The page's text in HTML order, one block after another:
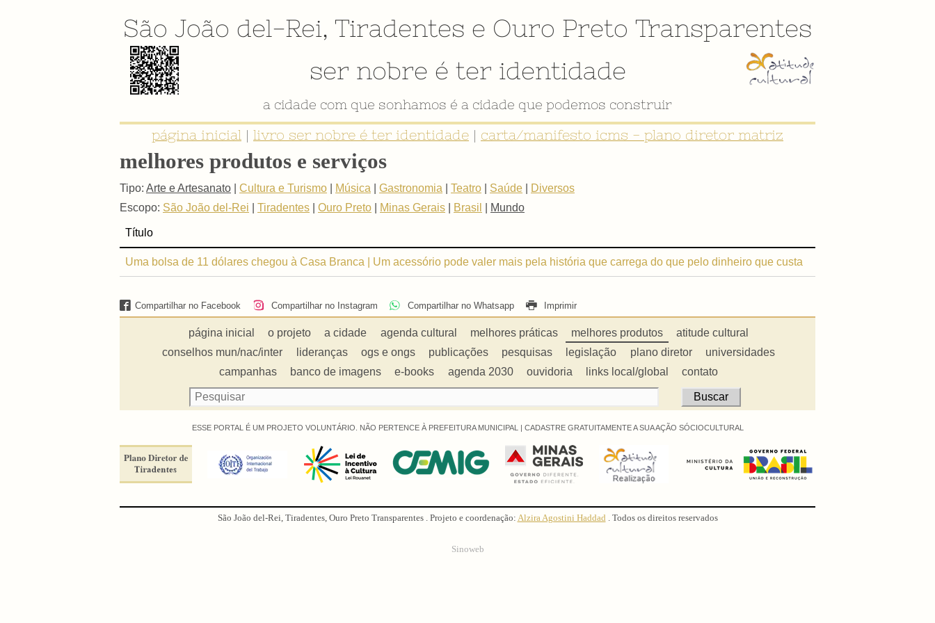
São João del-Rei, Tiradentes e Ouro Preto Transparentes
ser nobre é ter identidade
a cidade com que sonhamos é a cidade que podemos construir
página inicial | livro ser nobre é ter identidade | carta/manifesto icms - plano diretor matriz
melhores produtos e serviços
Tipo: Arte e Artesanato Cultura e Turismo Música Gastronomia Teatro Saúde
Diversos
Escopo: São João del-Rei Tiradentes Ouro Preto Minas Gerais Brasil Mundo
Título
Uma bolsa de 11 dólares chegou à Casa Branca | Um acessório pode valer mais pela história que carrega do que pelo dinheiro que custa
Compartilhar no Facebook Compartilhar no Instagram Compartilhar no Whatsapp Imprimir
página inicial o projeto a cidade agenda cultural melhores práticas melhores produtos
atitude cultural
conselhos mun/nac/inter
lideranças ogs e ongs publicações pesquisas legislação plano diretor
universidades
campanhas
banco de imagens e-books agenda 2030 ouvidoria links local/global contato
ESSE PORTAL É UM PROJETO VOLUNTÁRIO. NÃO PERTENCE À PREFEITURA MUNICIPAL | CADASTRE GRATUITAMENTE A SUA AÇÃO SÓCIOCULTURAL
São João del-Rei, Tiradentes, Ouro Preto Transparentes . Projeto e coordenação: Alzira Agostini Haddad . Todos os direitos reservados
Sinoweb